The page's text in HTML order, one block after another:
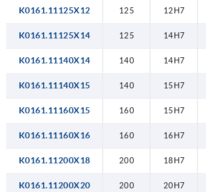
K0161.11125X12 125 12H7
K0161.11125X14 125 14H7
K0161.11140X14 140 14H7
K0161.11140X15 140 15H7
K0161.11160X15 160 15H7
K0161.11160X16 160 16H7
K0161.11200X18 200 18H7
K0161.11200X20 200 20H7